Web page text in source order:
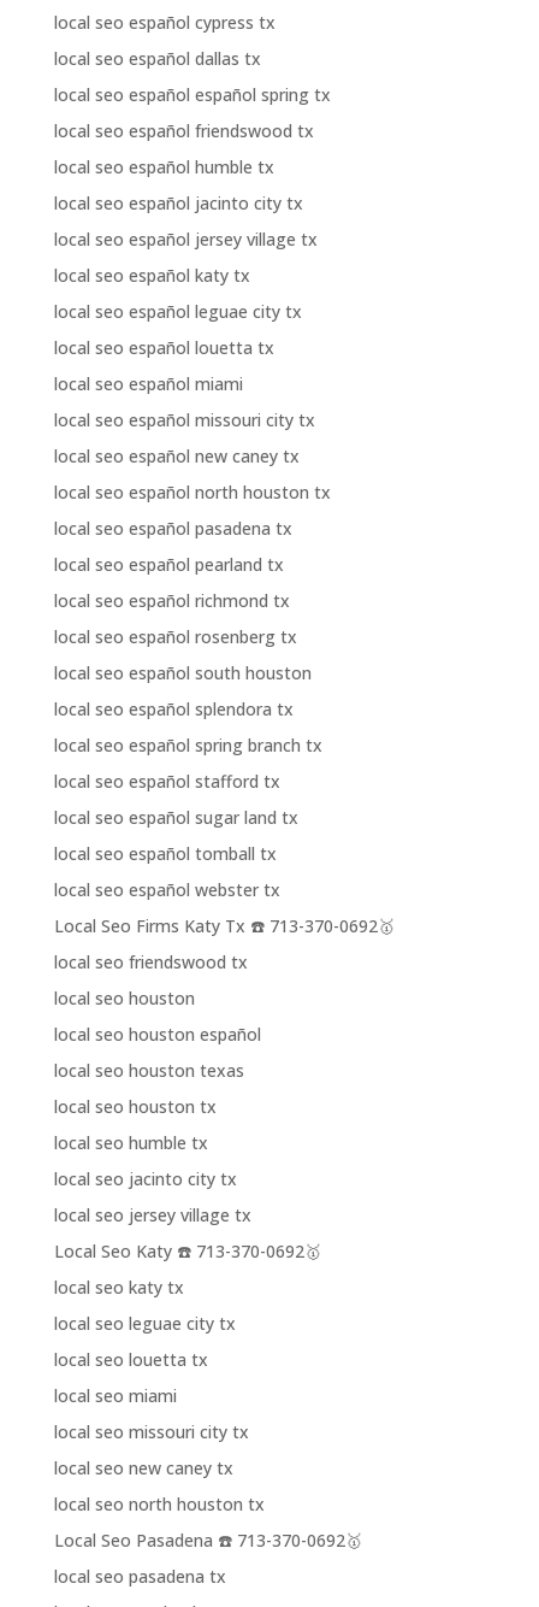
local seo español cypress tx
local seo español dallas tx
local seo español español spring tx
local seo español friendswood tx
local seo español humble tx
local seo español jacinto city tx
local seo español jersey village tx
local seo español katy tx
local seo español leguae city tx
local seo español louetta tx
local seo español miami
local seo español missouri city tx
local seo español new caney tx
local seo español north houston tx
local seo español pasadena tx
local seo español pearland tx
local seo español richmond tx
local seo español rosenberg tx
local seo español south houston
local seo español splendora tx
local seo español spring branch tx
local seo español stafford tx
local seo español sugar land tx
local seo español tomball tx
local seo español webster tx
Local Seo Firms Katy Tx ☎️ 713-370-0692🥇
local seo friendswood tx
local seo houston
local seo houston español
local seo houston texas
local seo houston tx
local seo humble tx
local seo jacinto city tx
local seo jersey village tx
Local Seo Katy ☎️ 713-370-0692🥇
local seo katy tx
local seo leguae city tx
local seo louetta tx
local seo miami
local seo missouri city tx
local seo new caney tx
local seo north houston tx
Local Seo Pasadena ☎️ 713-370-0692🥇
local seo pasadena tx